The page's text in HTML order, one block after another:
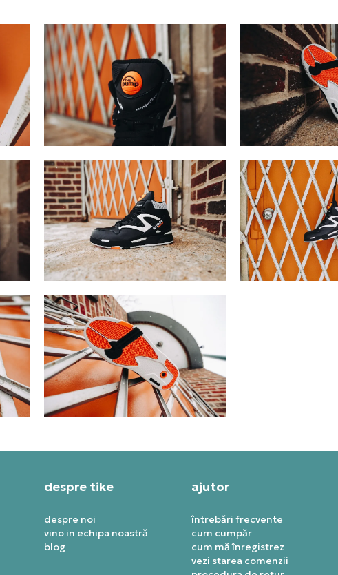
despre tike
despre noi
vino in echipa noastră
blog
ajutor
întrebări frecvente
cum cumpăr
cum mă înregistrez
vezi starea comenzii